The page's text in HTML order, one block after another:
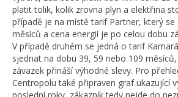
platit tolik, kolik zrovna plyn a elektřina
případě je na místě tarif Partner, který se
měsíců a cena energií je po celou dobu
V případě druhém se jedná o tarif
sjednat na dobu 39, 59 nebo 109
závazek přináší výhodné slevy. Pro
Centropolu také připraven graf ukazující